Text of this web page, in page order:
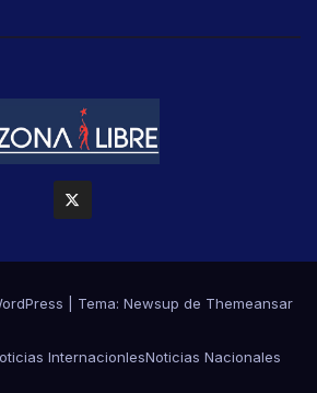
Tema: Newsup de Themeansar
InternacionlesNoticias Nacionales